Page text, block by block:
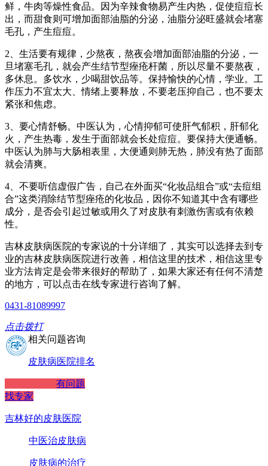
鲜，牛肉等燥性食品。因为辛辣食物易产生内热，促使痘痘长
出，而甜食则可增加面部油脂的分泌，油脂分泌旺盛就会堵塞
毛孔，产生痘痘。
2、生活要有规律，少熬夜，熬夜会增加面部油脂的分泌，一
旦堵塞毛孔，就会产生结节型痤疮杆菌，所以尽量不要熬夜，
多休息。多饮水，少喝甜饮品等。保持愉快的心情，学业。工
作压力不宜太大、情绪上要释放，不要老压抑自己，也不要太
紧张和焦虑。
3、要心情舒畅。中医认为，心情抑郁可使肝气郁积，肝郁化
火，产生热毒，发生于面部就会长处痘痘。要保持大便通畅。
中医认为肺与大肠相表里，大便通则肺无热，肺没有热了面部
就会清爽。
4、不要听信虚假广告，自己在外面买“化妆品组合”或“去痘组
合”这类消除结节型痤疮的化妆品，因你不知道其中含有哪些
成分，是否会引起过敏或用久了对皮肤有刺激伤害或有依赖
性。
吉林皮肤病医院的专家说的十分详细了，其实可以选择去到专
业的吉林皮肤病医院进行改善，相信这里的技术，相信这里专
业方法肯定是会带来很好的帮助了，如果大家还有任何不清楚
的地方，可以点击在线专家进行咨询了解。
0431-81089997
点击拨打
相关问题咨询
皮肤病医院排名
有问题
找专家
吉林好的皮肤医院
中医治皮肤病
皮肤病的治疗